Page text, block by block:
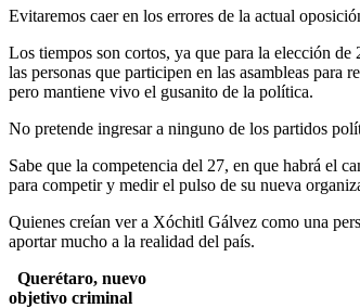
Evitaremos caer en los errores de la actual
Los tiempos son cortos, ya que para la elección
las personas que participen en las asambleas
pero mantiene vivo el gusanito de la política.
No pretende ingresar a ninguno de los partidos
Sabe que la competencia del 27, en que habrá el
para competir y medir el pulso de su nueva
Quienes creían ver a Xóchitl Gálvez como una
aportar mucho a la realidad del país.
Querétaro, nuevo
objetivo criminal